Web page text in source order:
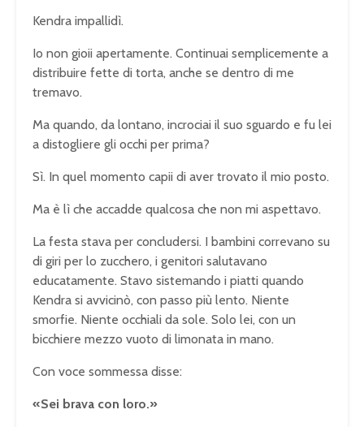
Kendra impallidì.
Io non gioii apertamente. Continuai semplicemente a
distribuire fette di torta, anche se dentro di me
tremavo.
Ma quando, da lontano, incrociai il suo sguardo e fu lei
a distogliere gli occhi per prima?
Sì. In quel momento capii di aver trovato il mio posto.
Ma è lì che accadde qualcosa che non mi aspettavo.
La festa stava per concludersi. I bambini correvano su
di giri per lo zucchero, i genitori salutavano
educatamente. Stavo sistemando i piatti quando
Kendra si avvicinò, con passo più lento. Niente
smorfie. Niente occhiali da sole. Solo lei, con un
bicchiere mezzo vuoto di limonata in mano.
Con voce sommessa disse:
«Sei brava con loro.»